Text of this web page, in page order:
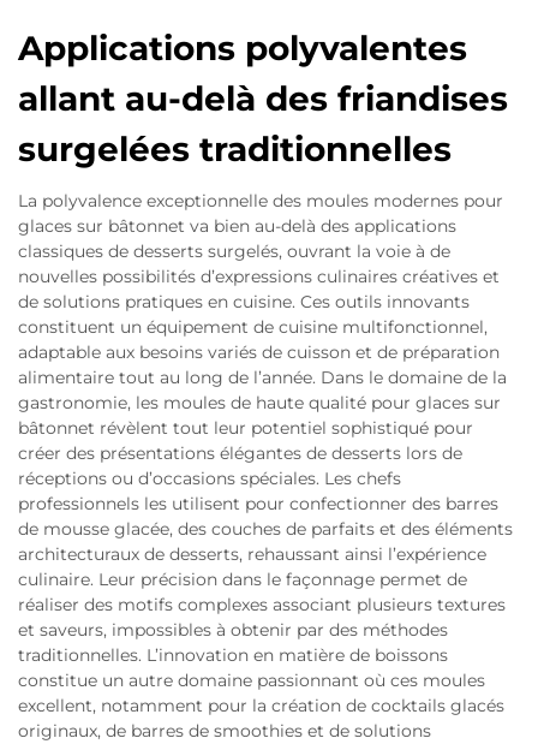
Applications polyvalentes
allant au-delà des friandises
surgelées traditionnelles
La polyvalence exceptionnelle des moules modernes pour
glaces sur bâtonnet va bien au-delà des applications
classiques de desserts surgelés, ouvrant la voie à de
nouvelles possibilités d’expressions culinaires créatives et
de solutions pratiques en cuisine. Ces outils innovants
constituent un équipement de cuisine multifonctionnel,
adaptable aux besoins variés de cuisson et de préparation
alimentaire tout au long de l’année. Dans le domaine de la
gastronomie, les moules de haute qualité pour glaces sur
bâtonnet révèlent tout leur potentiel sophistiqué pour
créer des présentations élégantes de desserts lors de
réceptions ou d’occasions spéciales. Les chefs
professionnels les utilisent pour confectionner des barres
de mousse glacée, des couches de parfaits et des éléments
architecturaux de desserts, rehaussant ainsi l’expérience
culinaire. Leur précision dans le façonnage permet de
réaliser des motifs complexes associant plusieurs textures
et saveurs, impossibles à obtenir par des méthodes
traditionnelles. L’innovation en matière de boissons
constitue un autre domaine passionnant où ces moules
excellent, notamment pour la création de cocktails glacés
originaux, de barres de smoothies et de solutions